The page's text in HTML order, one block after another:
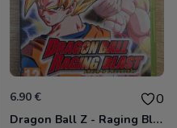
6.90 € 0
Dragon Ball Z - Raging Blast Xbox 360